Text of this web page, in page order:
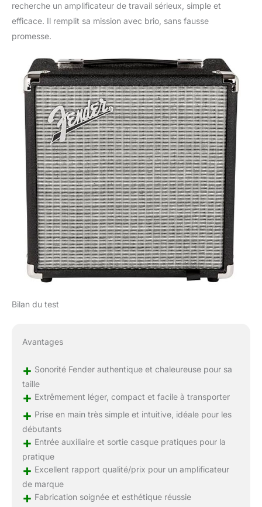
recherche un amplificateur de travail sérieux, simple et
efficace. Il remplit sa mission avec brio, sans fausse
promesse.
Bilan du test
Avantages
+ Sonorité Fender authentique et chaleureuse pour sa
taille
+ Extrêmement léger, compact et facile à transporter
+ Prise en main très simple et intuitive, idéale pour les
débutants
+ Entrée auxiliaire et sortie casque pratiques pour la
pratique
+ Excellent rapport qualité/prix pour un amplificateur
de marque
+ Fabrication soignée et esthétique réussie